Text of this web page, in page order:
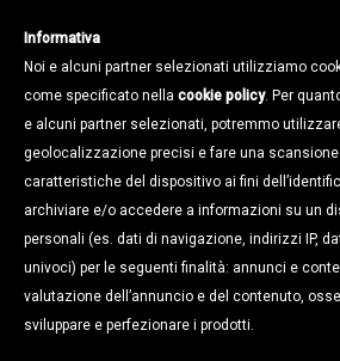
ITALIA E UCRAINA: Le
sono mai state così
18.03.2016
Informativa
Noi e alcuni partner selezionati utilizziamo
come specificato nella cookie policy. Per
e alcuni partner selezionati, potremmo
geolocalizzazione precisi e fare una
caratteristiche del dispositivo ai fini
archiviare e/o accedere a informazioni su un
personali (es. dati di navigazione, indirizzi IP,
univoci) per le seguenti finalità: annunci e
valutazione dell’annuncio e del contenuto,
sviluppare e perfezionare i prodotti.